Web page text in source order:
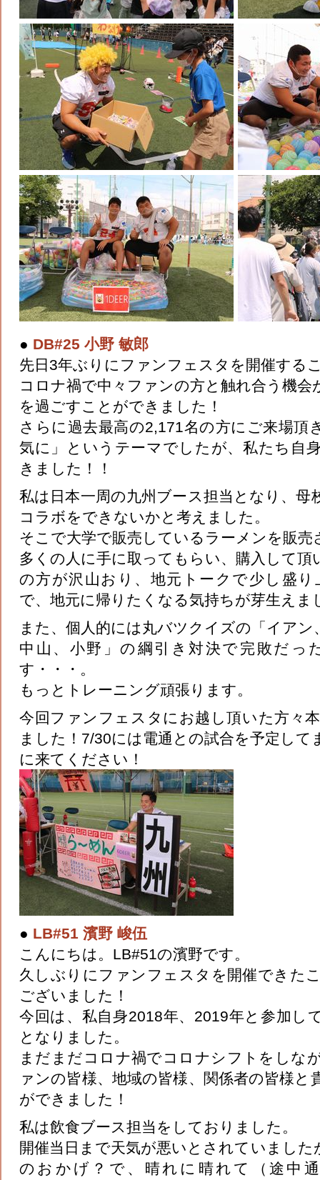
● DB#25 小野 敏郎
先日3年ぶりにファンフェスタを開催する
コロナ禍で中々ファンの方と触れ合う機会
を過ごすことができました！
さらに過去最高の2,171名の方にご来場頂
気に」というテーマでしたが、私たち自
きました！！
私は日本一周の九州ブース担当となり、母
コラボをできないかと考えました。
そこで大学で販売しているラーメンを販
多くの人に手に取ってもらい、購入して頂
の方が沢山おり、地元トークで少し盛
で、地元に帰りたくなる気持ちが芽生えま
また、個人的には丸バツクイズの「イアン
中山、小野」の綱引き対決で完敗だっ
す・・・。
もっとトレーニング頑張ります。
今回ファンフェスタにお越し頂いた方々
ました！7/30には電通との試合を予定して
に来てください！
● LB#51 濱野 峻伍
こんにちは。LB#51の濱野です。
久しぶりにファンフェスタを開催できた
ございました！
今回は、私自身2018年、2019年と参加し
となりました。
まだまだコロナ禍でコロナシフトをしな
ァンの皆様、地域の皆様、関係者の皆様と
ができました！
私は飲食ブース担当をしておりました。
開催当日まで天気が悪いとされていました
のおかげ？で、晴れに晴れて（途中